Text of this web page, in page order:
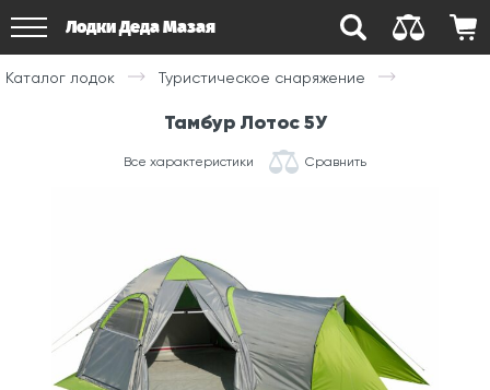
Лодки Деда Мазая
Каталог лодок Туристическое снаряжение
Тамбур Лотос 5У
Все характеристики Сравнить